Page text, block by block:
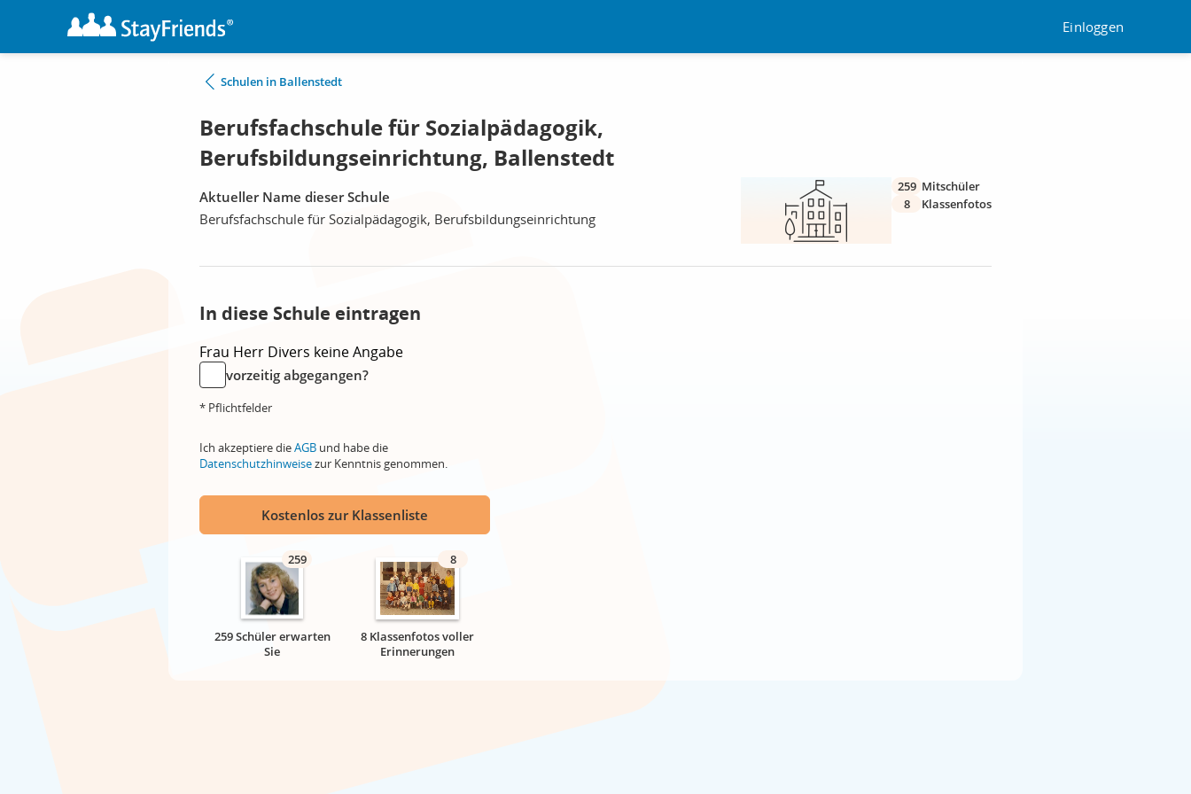
Einloggen
Schulen in Ballenstedt
Berufsfachschule für Sozialpädagogik,
Berufsbildungseinrichtung, Ballenstedt
Aktueller Name dieser Schule
Berufsfachschule für Sozialpädagogik, Berufsbildungseinrichtung
259 Mitschüler
8
Klassenfotos
In diese Schule eintragen
Frau Herr Divers keine Angabe
vorzeitig abgegangen?
* Pflichtfelder
Ich akzeptiere dieAGB und habe die
Datenschutzhinweisezur Kenntnis genommen.
Kostenlos zur Klassenliste
259
259 Schüler erwarten
Sie
8
8 Klassenfotos voller
Erinnerungen